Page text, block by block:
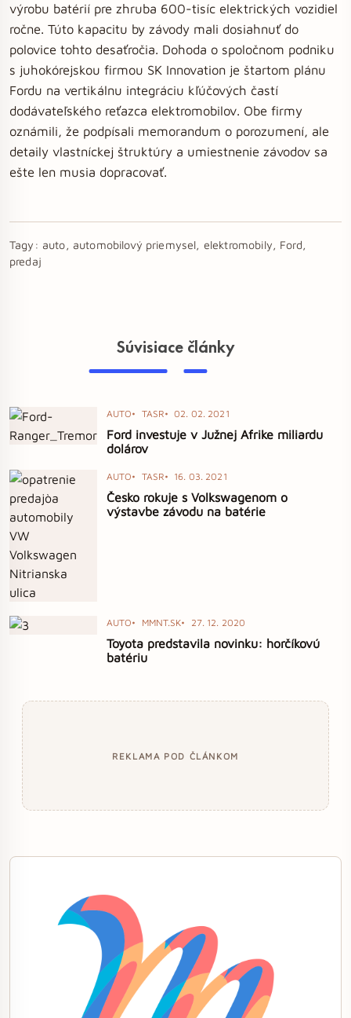
výrobu batérií pre zhruba 600-tisíc elektrických vozidiel
ročne. Túto kapacitu by závody mali dosiahnuť do
polovice tohto desaťročia. Dohoda o spoločnom podniku
s juhokórejskou firmou SK Innovation je štartom plánu
Fordu na vertikálnu integráciu kľúčových častí
dodávateľského reťazca elektromobilov. Obe firmy
oznámili, že podpísali memorandum o porozumení, ale
detaily vlastníckej štruktúry a umiestnenie závodov sa
ešte len musia dopracovať.
Tagy: auto, automobilový priemysel, elektromobily, Ford,
predaj
Súvisiace články
AUTO TASR 02. 02. 2021
Ford investuje v Južnej Afrike miliardu
dolárov
AUTO TASR 16. 03. 2021
Česko rokuje s Volkswagenom o
výstavbe závodu na batérie
AUTO MMNT.SK 27. 12. 2020
Toyota predstavila novinku: horčíkovú
batériu
REKLAMA POD ČLÁNKOM